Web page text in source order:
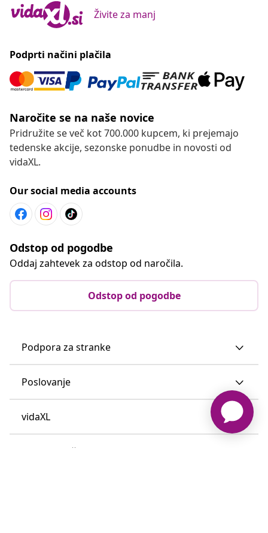
tedenske akcije, sezonske ponudbe in novosti od
vidaXL.
Our social media accounts
Oddaj zahtevek za odstop od naročila.
Odstop od pogodbe
Podpora za stranke
Poslovanje
vidaXL
Odkrijte več
© 2008-2026 vidaXL Spletna stran www.vidaxl.si je last vidaXL